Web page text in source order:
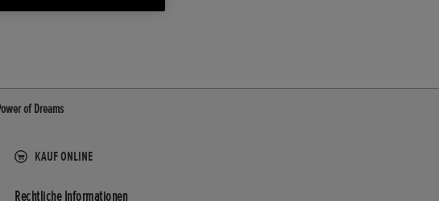
of Dreams
KAUF ONLINE
Rechtliche Informationen